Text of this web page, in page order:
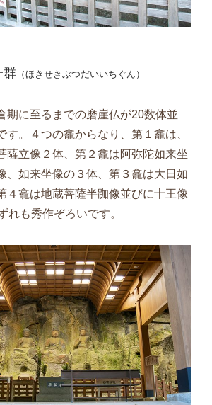
群 （ほきせきぶつだいいちぐん）
期に至るまでの磨崖仏が20数体並
す。４つの龕からなり、第１龕は、
薩立像２体、第２龕は阿弥陀如来坐
、如来坐像の３体、第３龕は大日如
４龕は地蔵菩薩半跏像並びに十王像
れも秀作ぞろいです。